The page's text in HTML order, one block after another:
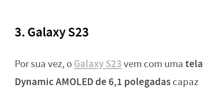
3. Galaxy S23
Por sua vez, oGalaxy S23vem com uma tela
Dynamic AMOLED de 6,1 polegadascapaz